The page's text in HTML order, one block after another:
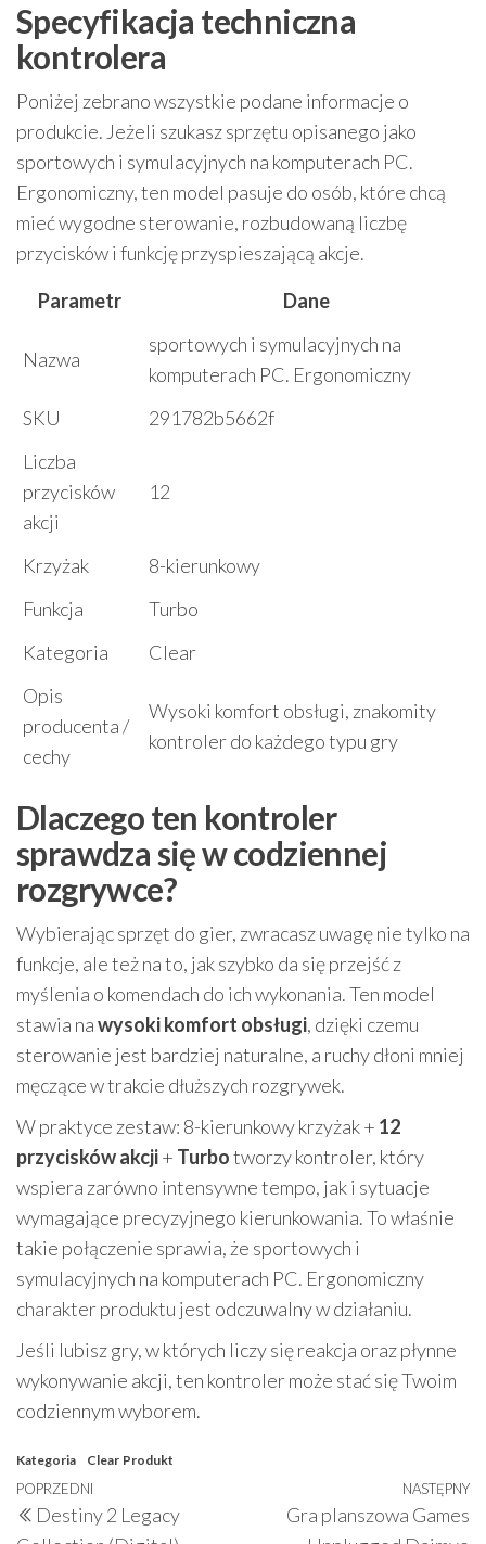
Specyfikacja techniczna
kontrolera
Poniżej zebrano wszystkie podane informacje o
produkcie. Jeżeli szukasz sprzętu opisanego jako
sportowych i symulacyjnych na komputerach PC.
Ergonomiczny, ten model pasuje do osób, które chcą
mieć wygodne sterowanie, rozbudowaną liczbę
przycisków i funkcję przyspieszającą akcje.
Parametr
Dane
Nazwa
sportowych i symulacyjnych na
komputerach PC. Ergonomiczny
SKU
291782b5662f
Liczba
przycisków
akcji
12
Krzyżak
8-kierunkowy
Funkcja
Turbo
Kategoria
Clear
Opis
producenta /
cechy
Wysoki komfort obsługi, znakomity
kontroler do każdego typu gry
Dlaczego ten kontroler
sprawdza się w codziennej
rozgrywce?
Wybierając sprzęt do gier, zwracasz uwagę nie tylko na
funkcje, ale też na to, jak szybko da się przejść z
myślenia o komendach do ich wykonania. Ten model
stawia nawysoki komfort obsługi, dzięki czemu
sterowanie jest bardziej naturalne, a ruchy dłoni mniej
męczące w trakcie dłuższych rozgrywek.
W praktyce zestaw: 8-kierunkowy krzyżak + 12
przycisków akcji+ Turbotworzy kontroler, który
wspiera zarówno intensywne tempo, jak i sytuacje
wymagające precyzyjnego kierunkowania. To właśnie
takie połączenie sprawia, że sportowych i
symulacyjnych na komputerach PC. Ergonomiczny
charakter produktu jest odczuwalny w działaniu.
Jeśli lubisz gry, w których liczy się reakcja oraz płynne
wykonywanie akcji, ten kontroler może stać się Twoim
codziennym wyborem.
Kategoria Clear Produkt
Nawigacja
wpisu
Poprzedni
wpis
POPRZEDNI
Destiny 2 Legacy
NASTĘPNY
Gra planszowa Games